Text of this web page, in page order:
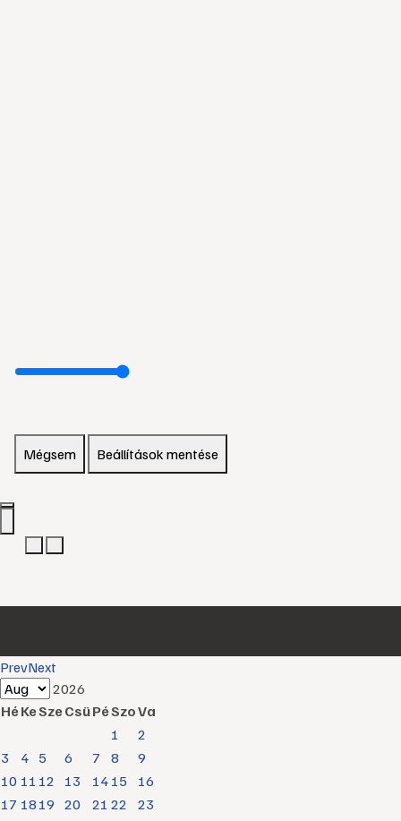
Mégsem Beállítások mentése
PrevNext
2026
HéKeSzeCsüPéSzoVa
1
2
3
4 5 6 7 8
9
10 11 12 13 14 15
16
17 18 19 20 21 22
23